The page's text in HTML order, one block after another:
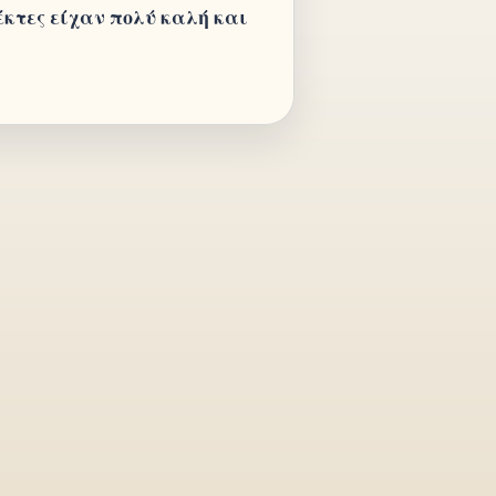
είχαν πολύ καλή και